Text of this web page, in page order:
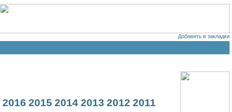
Добавить в закладки
2016 2015 2014 2013 2012 2011